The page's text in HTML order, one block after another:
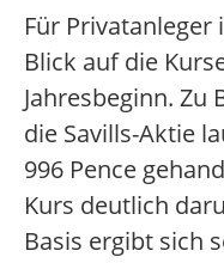
Für
Blick auf die
Jahresbeginn. Zu
die Savills-Aktie
996 Pence
Kurs deutlich
Basis ergibt sich